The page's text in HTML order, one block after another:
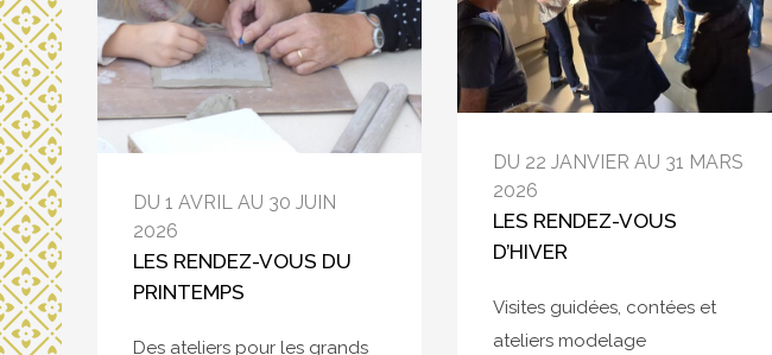
DU 1 AVRIL AU 30 JUIN
2026
LES RENDEZ-VOUS DU
PRINTEMPS
Des ateliers pour les grands
DU 22 JANVIER AU 31 MARS
2026
LES RENDEZ-VOUS
D’HIVER
Visites guidées, contées et
ateliers modelage